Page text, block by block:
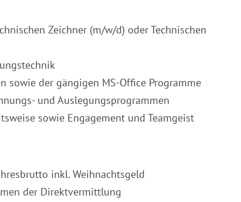
Zeichner (m/w/d) oder Technischen
sowie der gängigen MS-Office Programme
und Auslegungsprogrammen
sowie Engagement und Teamgeist
inkl. Weihnachtsgeld
der Direktvermittlung